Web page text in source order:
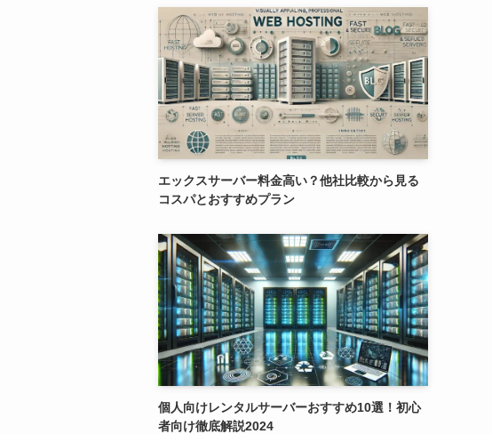
エックスサーバー料金高い？他社比較から見る
コスパとおすすめプラン
個人向けレンタルサーバーおすすめ10選！初心
者向け徹底解説2024